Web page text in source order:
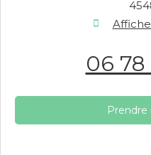
06 78
Prendre